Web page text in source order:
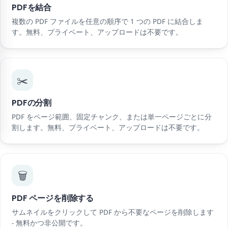
PDFを結合
複数の PDF ファイルを任意の順序で 1 つの PDF に結合しま
す。無料、プライベート、アップロードは不要です。
✂️
PDFの分割
PDF をページ範囲、固定チャンク、または単一ページごとに分
割します。無料、プライベート、アップロードは不要です。
🗑️
PDF ページを削除する
サムネイルをクリックして PDF から不要なページを削除します
- 無料かつ非公開です。